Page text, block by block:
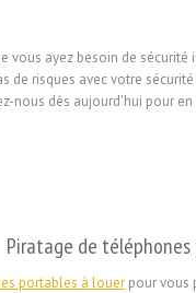
vous ayez besoin de
de risques avec votre
nous dès aujourd'hui pour
Piratage de
portables à louer pour vous